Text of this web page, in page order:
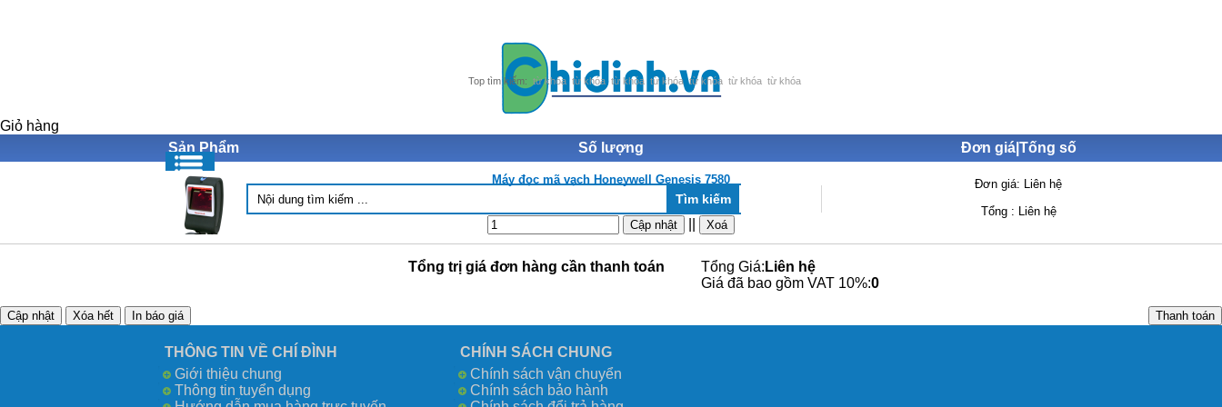
từ khóa từ khóa từ khóa từ khóa từ khóa từ khóa từ khóa
Giỏ hàng
Sản Phẩm
Số lượng Đơn giá|Tống số
Máy đọc mã vạch Honeywell Genesis 7580
Đơn giá: Liên hệ
Tổng : Liên hệ
Tổng trị giá đơn hàng cần thanh toán Tổng Giá: Liên hệ
Giá đã bao gồm VAT 10%:0
THÔNG TIN VỀ CHÍ ĐÌNH
Giới thiệu chung
Thông tin tuyển dụng
CHÍNH SÁCH CHUNG
Chính sách vận chuyển
Chính sách bảo hành